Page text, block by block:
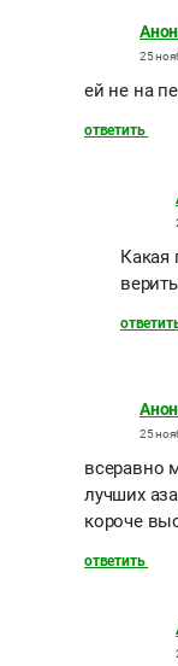
25
ей не на
ответить
Какая
25
всеравно
лучших
короче
ответить